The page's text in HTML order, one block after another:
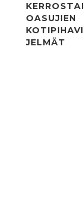
OASUJIEN
JELMÄT